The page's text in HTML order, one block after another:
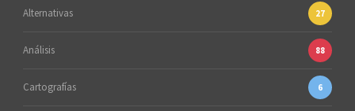
Alternativas 27
Análisis 88
Cartografías 6